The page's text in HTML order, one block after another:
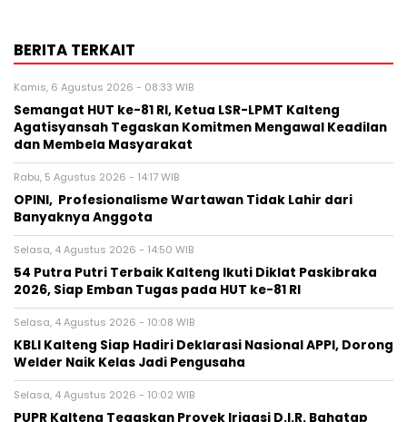
BERITA TERKAIT
Kamis, 6 Agustus 2026 - 08:33 WIB
Semangat HUT ke-81 RI, Ketua LSR-LPMT Kalteng
Agatisyansah Tegaskan Komitmen Mengawal Keadilan
dan Membela Masyarakat
Rabu, 5 Agustus 2026 - 14:17 WIB
OPINI, Profesionalisme Wartawan Tidak Lahir dari
Banyaknya Anggota
Selasa, 4 Agustus 2026 - 14:50 WIB
54 Putra Putri Terbaik Kalteng Ikuti Diklat Paskibraka
2026, Siap Emban Tugas pada HUT ke-81 RI
Selasa, 4 Agustus 2026 - 10:08 WIB
KBLI Kalteng Siap Hadiri Deklarasi Nasional APPI, Dorong
Welder Naik Kelas Jadi Pengusaha
Selasa, 4 Agustus 2026 - 10:02 WIB
PUPR Kalteng Tegaskan Proyek Irigasi D.I.R. Bahatap